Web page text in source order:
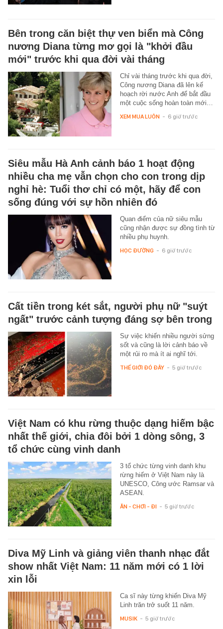
Bên trong căn biệt thự ven biển mà Công
nương Diana từng mơ gọi là "khởi đầu
mới" trước khi qua đời vài tháng
Chỉ vài tháng trước khi qua đời,
Công nương Diana đã lên kế
hoạch rời nước Anh để bắt đầu
một cuộc sống hoàn toàn mới…
XEM MUA LUÔN - 6 giờ trước
Siêu mẫu Hà Anh cảnh báo 1 hoạt động
nhiều cha mẹ vẫn chọn cho con trong dịp
nghỉ hè: Tuổi thơ chỉ có một, hãy để con
sống đúng với sự hồn nhiên đó
Quan điểm của nữ siêu mẫu
cũng nhận được sự đồng tình từ
nhiều phụ huynh.
HỌC ĐƯỜNG - 6 giờ trước
Cất tiền trong két sắt, người phụ nữ "suýt
ngất" trước cảnh tượng đáng sợ bên trong
Sự việc khiến nhiều người sửng
sốt và cũng là lời cảnh báo về
một rủi ro mà ít ai nghĩ tới.
THẾ GIỚI ĐÓ ĐÂY - 5 giờ trước
Việt Nam có khu rừng thuộc dạng hiếm bậc
nhất thế giới, chia đôi bởi 1 dòng sông, 3
tổ chức cùng vinh danh
3 tổ chức từng vinh danh khu
rừng hiếm ở Việt Nam này là
UNESCO, Công ước Ramsar và
ASEAN.
ĂN - CHƠI - ĐI - 5 giờ trước
Diva Mỹ Linh và giảng viên thanh nhạc đắt
show nhất Việt Nam: 11 năm mới có 1 lời
xin lỗi
Ca sĩ này từng khiến Diva Mỹ
Linh trăn trở suốt 11 năm.
MUSIK - 5 giờ trước